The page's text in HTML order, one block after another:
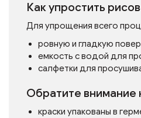
Как упростить
Для упрощения всего
ровную и гладкую
емкость с водой для
салфетки для
Обратите внимание
краски упакованы в